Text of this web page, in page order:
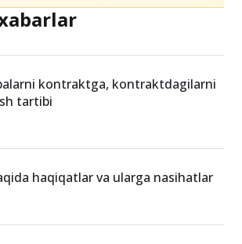
kontraktga, kontraktdagilarni
tartibi
haqiqatlar va ularga nasihatlar